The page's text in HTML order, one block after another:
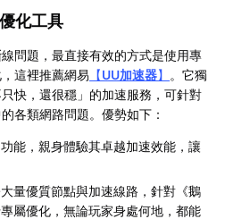
化工具
問題，最直接有效的方式是使用專
這裡推薦網易 【UU加速器】
。它獨
快，還很穩」的加速服務，可針對
各類網路問題。優勢如下：
能，親身體驗其卓越加速效能，讓
大量優質節點與加速線路，針對《鵝
屬優化，無論玩家身處何地，都能